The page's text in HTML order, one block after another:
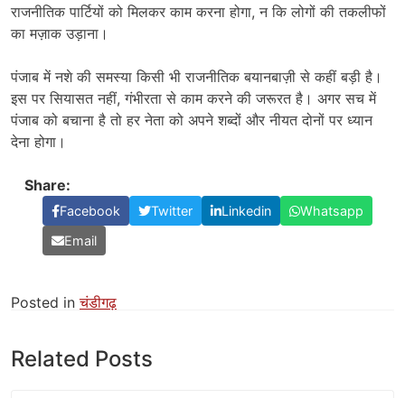
राजनीतिक पार्टियों को मिलकर काम करना होगा, न कि लोगों की तकलीफों
का मज़ाक उड़ाना।
पंजाब में नशे की समस्या किसी भी राजनीतिक बयानबाज़ी से कहीं बड़ी है।
इस पर सियासत नहीं, गंभीरता से काम करने की जरूरत है। अगर सच में
पंजाब को बचाना है तो हर नेता को अपने शब्दों और नीयत दोनों पर ध्यान
देना होगा।
Share:
Facebook Twitter Linkedin
Whatsapp
Email
Posted inचंडीगढ़
Related Posts